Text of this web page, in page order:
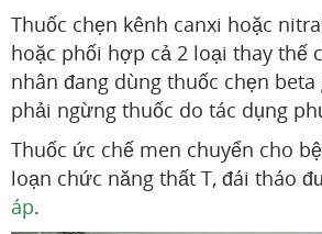
Thuốc chẹn kênh canxi hoặc
hoặc phối hợp cả 2 loại thay thế
nhân đang dùng thuốc chẹn
phải ngừng thuốc do tác dụng
Thuốc ức chế men chuyển cho
loạn chức năng thất T, đái tháo
áp.